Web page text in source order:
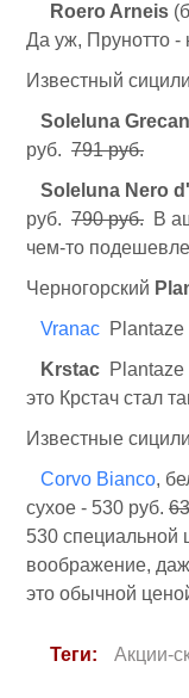
Roero Arneis
Да уж, Прунотто -
Известный
Soleluna
руб. 791 руб.
Soleluna Nero
руб. 790 руб. В
чем-то подешевле
Черногорский
Vranac
Krstac
это Крстач стал
Известные
Corvo Bianco,
сухое - 530 руб.
530 специальной
воображение,
это обычной
Теги: Акции-